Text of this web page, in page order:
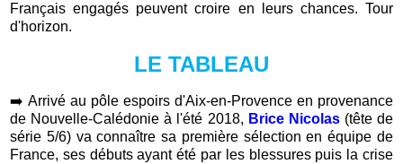
Français engagés peuvent croire en leurs chances. Tour
d'horizon.
LE TABLEAU
➡️Arrivé au pôle espoirs d'Aix-en-Provence en provenance
de Nouvelle-Calédonie à l'été 2018, Brice Nicolas (tête de
série 5/6) va connaître sa première sélection en équipe de
France, ses débuts ayant été par les blessures puis la crise